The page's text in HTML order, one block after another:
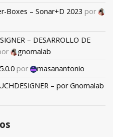
Boxes – Sonar+D 2023 por
– DESARROLLO DE
gnomalab
por
masanantonio
– por Gnomalab